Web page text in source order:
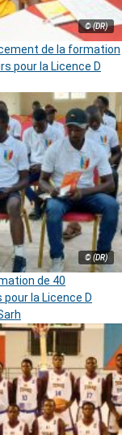
© (DR)
de la formation
pour la Licence D
© (DR)
de 40
la Licence D